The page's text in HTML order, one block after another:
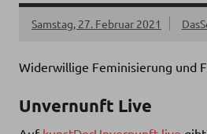
Samstag, 27. Februar 2021
Widerwillige Feminisierung und
Unvernunft Live